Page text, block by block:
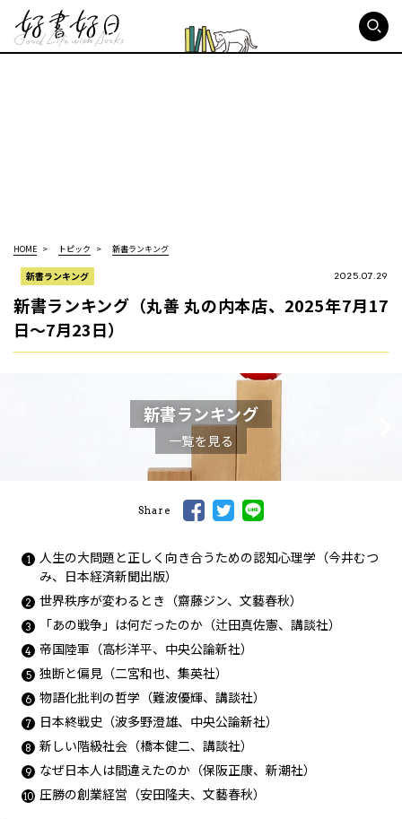
HOME トピック 新書ランキング
新書ランキング 2025.07.29
新書ランキング（丸善 丸の内本店、2025年7月17
日～7月23日）
新書ランキング
一覧を見る
Share
人生の大問題と正しく向き合うための認知心理学（今井むつ
み、日本経済新聞出版）
世界秩序が変わるとき（齋藤ジン、文藝春秋）
「あの戦争」は何だったのか（辻田真佐憲、講談社）
帝国陸軍（高杉洋平、中央公論新社）
独断と偏見（二宮和也、集英社）
物語化批判の哲学（難波優輝、講談社）
日本終戦史（波多野澄雄、中央公論新社）
新しい階級社会（橋本健二、講談社）
なぜ日本人は間違えたのか（保阪正康、新潮社）
圧勝の創業経営（安田隆夫、文藝春秋）